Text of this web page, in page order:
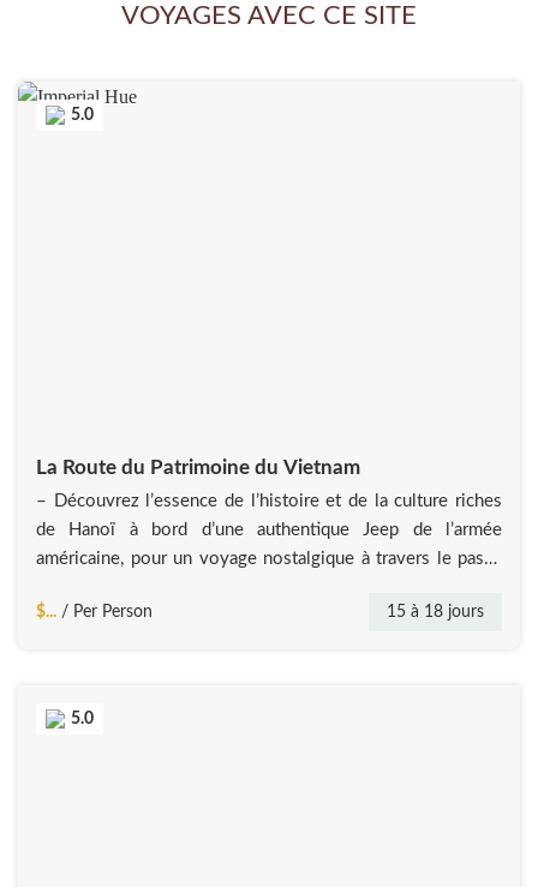
VOYAGES AVEC CE SITE
5.0
La Route du Patrimoine du Vietnam
– Découvrez l’essence de l’histoire et de la culture riches
de Hanoï à bord d’une authentique Jeep de l’armée
américaine, pour un voyage nostalgique à travers le passé
présentant des maisons anciennes et un riche patrimoine
$... / Per Person 15 à 18 jours
5.0